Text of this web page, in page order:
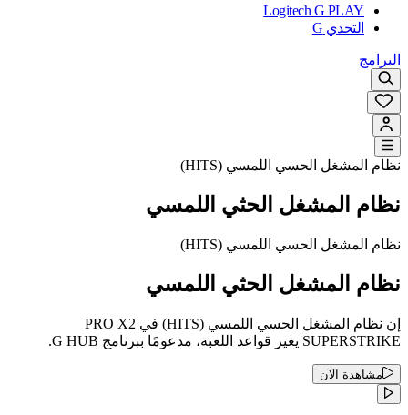
Logitech G PLAY
التحدي G
البرامج
نظام المشغل الحسي اللمسي (HITS)
نظام المشغل الحثي اللمسي
نظام المشغل الحسي اللمسي (HITS)
نظام المشغل الحثي اللمسي
إن نظام المشغل الحسي اللمسي (HITS) في PRO X2
SUPERSTRIKE يغير قواعد اللعبة، مدعومًا ببرنامج G HUB.
مشاهدة الآن